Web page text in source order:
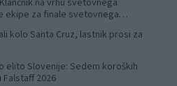
na vrhu svetovnega
ekipe za finale svetovnega
kolo Santa Cruz, lastnik prosi za
elito Slovenije: Sedem koroških
2026